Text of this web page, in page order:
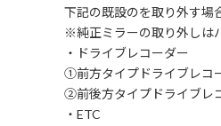
下記の既設のを取り外す場
※純正ミラーの取り外しは
・ドライブレコーダー
①前方タイプドライブレコ
②前後方タイプドライブレ
・ETC